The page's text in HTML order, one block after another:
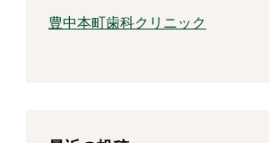
豊中本町歯科クリニック